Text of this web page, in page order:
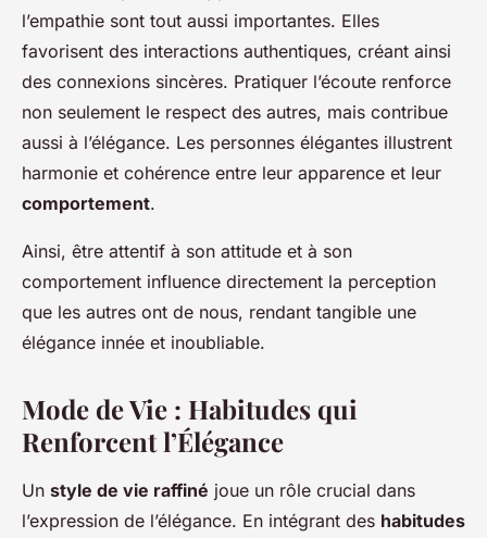
l’empathie sont tout aussi importantes. Elles
favorisent des interactions authentiques, créant ainsi
des connexions sincères. Pratiquer l’écoute renforce
non seulement le respect des autres, mais contribue
aussi à l’élégance. Les personnes élégantes illustrent
harmonie et cohérence entre leur apparence et leur
comportement.
Ainsi, être attentif à son attitude et à son
comportement influence directement la perception
que les autres ont de nous, rendant tangible une
élégance innée et inoubliable.
Mode de Vie : Habitudes qui
Renforcent l’Élégance
Un style de vie raffiné joue un rôle crucial dans
l’expression de l’élégance. En intégrant des habitudes